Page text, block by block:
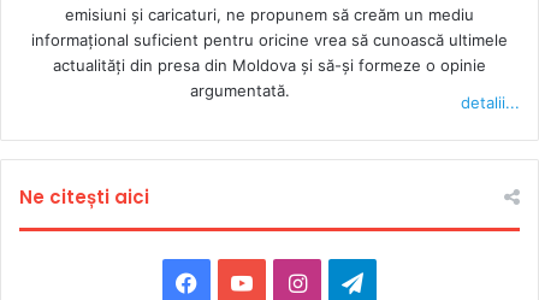
emisiuni și caricaturi, ne propunem să creăm un mediu
informaţional suficient pentru oricine vrea să cunoască ultimele
actualităţi din presa din Moldova şi să-şi formeze o opinie
argumentată.
detalii...
Ne citești aici
Facebook
YouTubeInstagramTelegram